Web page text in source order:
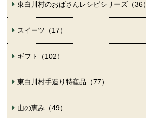
東白川村のおばさんレシピシリーズ（36）
スイーツ（17）
ギフト（102）
東白川村手造り特産品（77）
山の恵み（49）